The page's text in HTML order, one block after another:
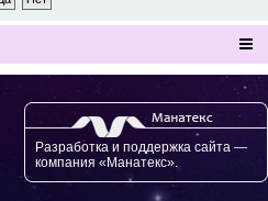
Разработка и поддержка сайта —
компания «Манатекс».